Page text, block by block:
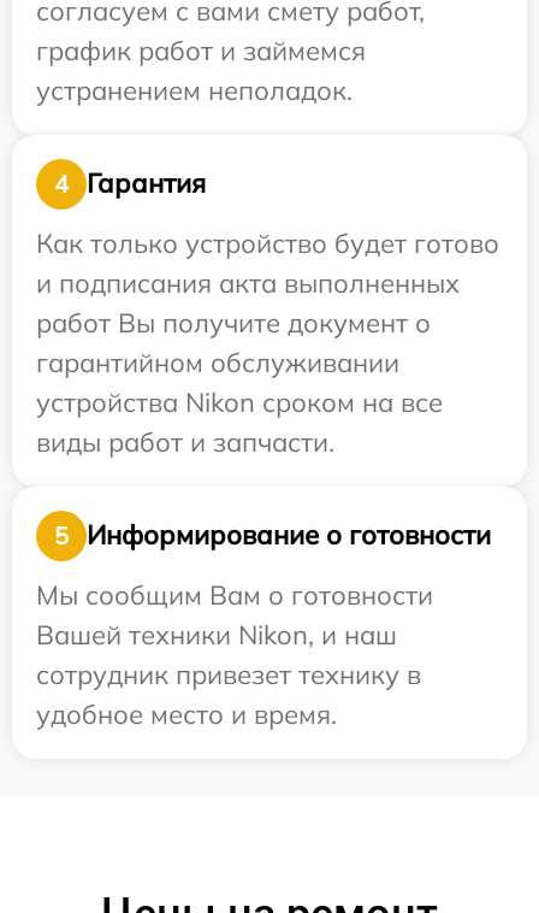
согласуем с вами смету работ,
график работ и займемся
устранением неполадок.
4
Гарантия
Как только устройство будет готово
и подписания акта выполненных
работ Вы получите документ о
гарантийном обслуживании
устройства Nikon сроком на все
виды работ и запчасти.
5
Информирование о готовности
Мы сообщим Вам о готовности
Вашей техники Nikon, и наш
сотрудник привезет технику в
удобное место и время.